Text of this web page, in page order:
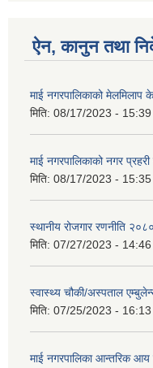
ऐन, कानुन तथा
माई नगरपालिकाको मेलमिलाप
मिति: 08/17/2023 - 15:39
माई नगरपालिकाको नगर
मिति: 08/17/2023 - 15:35
स्थानीय रोजगार रणनीति २०८०
मिति: 07/27/2023 - 14:46
स्वास्थ्य चौकी/अस्पताल
मिति: 07/25/2023 - 16:13
माई नगरपालिका आन्तरिक